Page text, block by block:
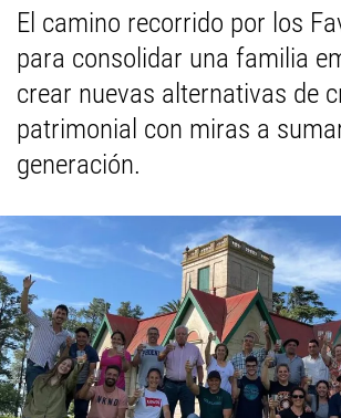
El camino recorrido por los
para consolidar una familia
crear nuevas alternativas de
patrimonial con miras a
generación.